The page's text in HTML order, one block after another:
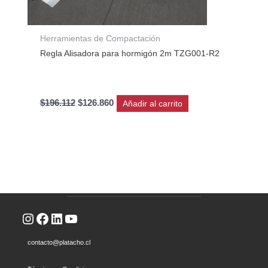
Herramientas de Compactación
Regla Alisadora para hormigón 2m TZG001-R2
$196.112 $126.860 Añadir al carrito
Instagram
Facebook
LinkedIn
YouTube
contacto@platacho.cl